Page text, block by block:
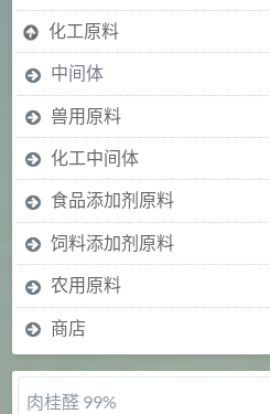
化工原料
中间体
兽用原料
化工中间体
食品添加剂原料
饲料添加剂原料
农用原料
商店
肉桂醛 99%